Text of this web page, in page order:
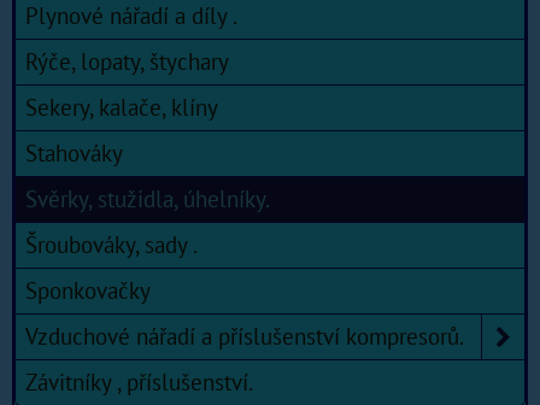
Plynové nářadí a díly .
Rýče, lopaty, štychary
Sekery, kalače, klíny
Stahováky
Svěrky, stužidla, úhelníky.
Šroubováky, sady .
Sponkovačky
Vzduchové nářadí a příslušenství kompresorů.
Závitníky , příslušenství.